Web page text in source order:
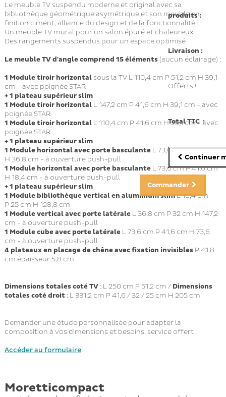
produits :
Livraison :
Offerts !
Total TTC :
Continuer
Commander
Le meuble TV suspendu moderne et original avec sa
bibliothèque géométrique asymétrique et son meuble en
finition ciment, alliance du design et de la fonctionnalité
Un meuble TV mural pour un salon épuré et chaleureux
Des rangements suspendus pour un espace optimisé
Le meuble TV d'angle comprend 15 éléments(aucun éclairage) :
1 Module tiroir horizontal sous la TV L 110,4 cm P 51,2 cm H 39,1
cm - avec poignée STAR
+ 1 plateau supérieur slim
1 Module tiroir horizontal L 147,2 cm P 41,6 cm H 39,1 cm - avec
poignée STAR
1 Module tiroir horizontal L 110,4 cm P 41,6 cm H 39,1 cm - avec
poignée STAR
+ 1 plateau supérieur slim
1 Module horizontalavec porte basculante L 73,6 cm P 41,6 cm
H 36,8 cm - à ouverture push-pull
1 Module horizontalavec porte basculante L 73,6 cm P 41,6 cm
H 18,4 cm - à ouverture push-pull
+ 1 plateau supérieur slim
1 Module bibliothèque vertical en aluminium slimL 18,4 cm
P 25 cm H 128,8 cm
1 Module verticalavec porte latérale L 36,8 cm P 32 cm H 147,2
cm - à ouverture push-pull
1 Module cubeavec porte latérale L 73,6 cm P 41,6 cm H 73,6
cm - à ouverture push-pull
4 plateaux en placage de chêne avec fixation invisiblesP 41,8
cm épaisseur 5,8 cm
Dimensions totalescoté TV : L 250 cm P 51,2 cm / Dimensions
totalescoté droit : L 331,2 cm P 41,6 / 32 / 25 cm H 205 cm
Demander une étude personnalisée pour adapter la
composition à vos dimensions et besoins, service offert :
Accéder au formulaire
Moretticompact